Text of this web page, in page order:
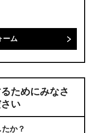
ためにみなさ
い
か？